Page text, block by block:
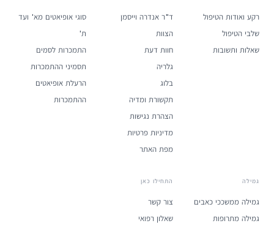
רקע ואודות הטיפול
שלבי הטיפול
שאלות ותשובות
ד"ר אנדרה וייסמן
הצוות
חוות דעת
גלריה
בלוג
תקשורת ומדיה
הצהרת נגישות
מדיניות פרטיות
מפת האתר
סוגי אופיאטים מא' ועד
ת'
התמכרות לסמים
תסמיני ההתמכרות
הרעלת אופיאטים
ההתמכרות
גמילה
גמילה ממשככי כאבים
גמילה מתרופות
התחילו כאן
צור קשר
שאלון רפואי